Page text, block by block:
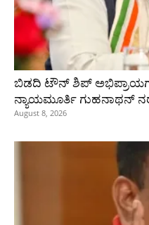
ಬಿಡದಿ ಟೌನ್ ಶಿಪ್
ನ್ಯಾಯಮೂರ್ತಿ ಗುಹನಾಥನ್
August 8, 2026